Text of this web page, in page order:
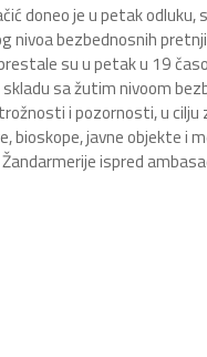
doneo je u petak
nivoa bezbednosnih
su u petak u 19
sa žutim nivoom
i pozornosti, u
javne objekte i
ispred